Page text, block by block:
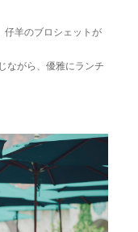
仔羊のブロシェットが
ながら、優雅にランチ